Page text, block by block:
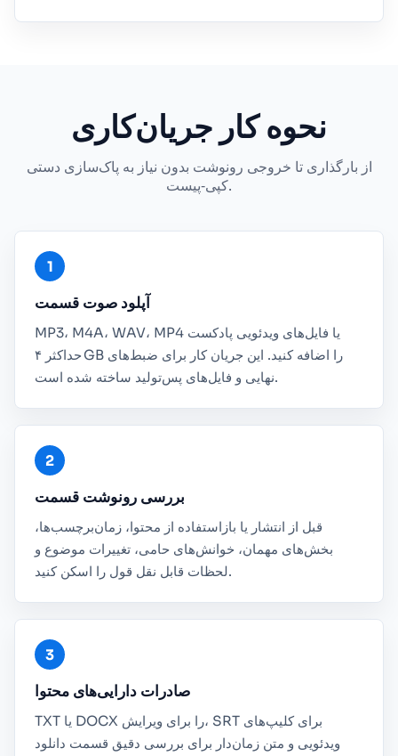
نحوه کار جریان‌کاری
از بارگذاری تا خروجی رونوشت بدون نیاز به پاک‌سازی دستی
کپی‑پیست.
آپلود صوت قسمت
MP3، M4A، WAV، MP4 یا فایل‌های ویدئویی پادکست
حداکثر ۴ GB را اضافه کنید. این جریان کار برای ضبط‌های
نهایی و فایل‌های پس‌تولید ساخته شده است.
بررسی رونوشت قسمت
قبل از انتشار یا بازاستفاده از محتوا، زمان‌برچسب‌ها،
بخش‌های مهمان، خوانش‌های حامی، تغییرات موضوع و
لحظات قابل نقل قول را اسکن کنید.
صادرات دارایی‌های محتوا
TXT یا DOCX را برای ویرایش، SRT برای کلیپ‌های
ویدئویی و متن زمان‌دار برای بررسی دقیق قسمت دانلود